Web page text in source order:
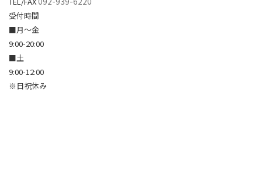
受付時間
■月～金
9:00-20:00
■土
9:00-12:00
※日祝休み